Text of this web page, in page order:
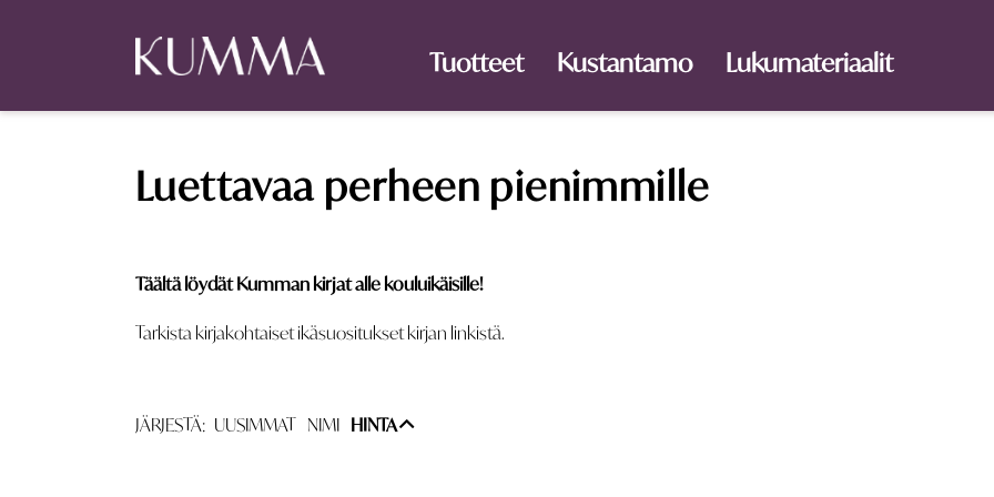
Tuotteet Kustantamo Lukumateriaalit
Luettavaa perheen pienimmille
Täältä löydät Kumman kirjat alle kouluikäisille!
Tarkista kirjakohtaiset ikäsuositukset kirjan linkistä.
JÄRJESTÄ: UUSIMMAT NIMI HINTA